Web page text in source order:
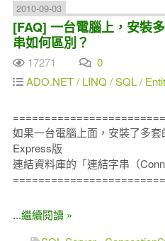
2010-09-03
[FAQ] 一台電腦上，安裝
串如何區別？
17271
0
ADO.NET / LINQ / SQL /
如果一台電腦上面，安裝了多
Express版
連結資料庫的「連結字串（
...繼續閱讀 »